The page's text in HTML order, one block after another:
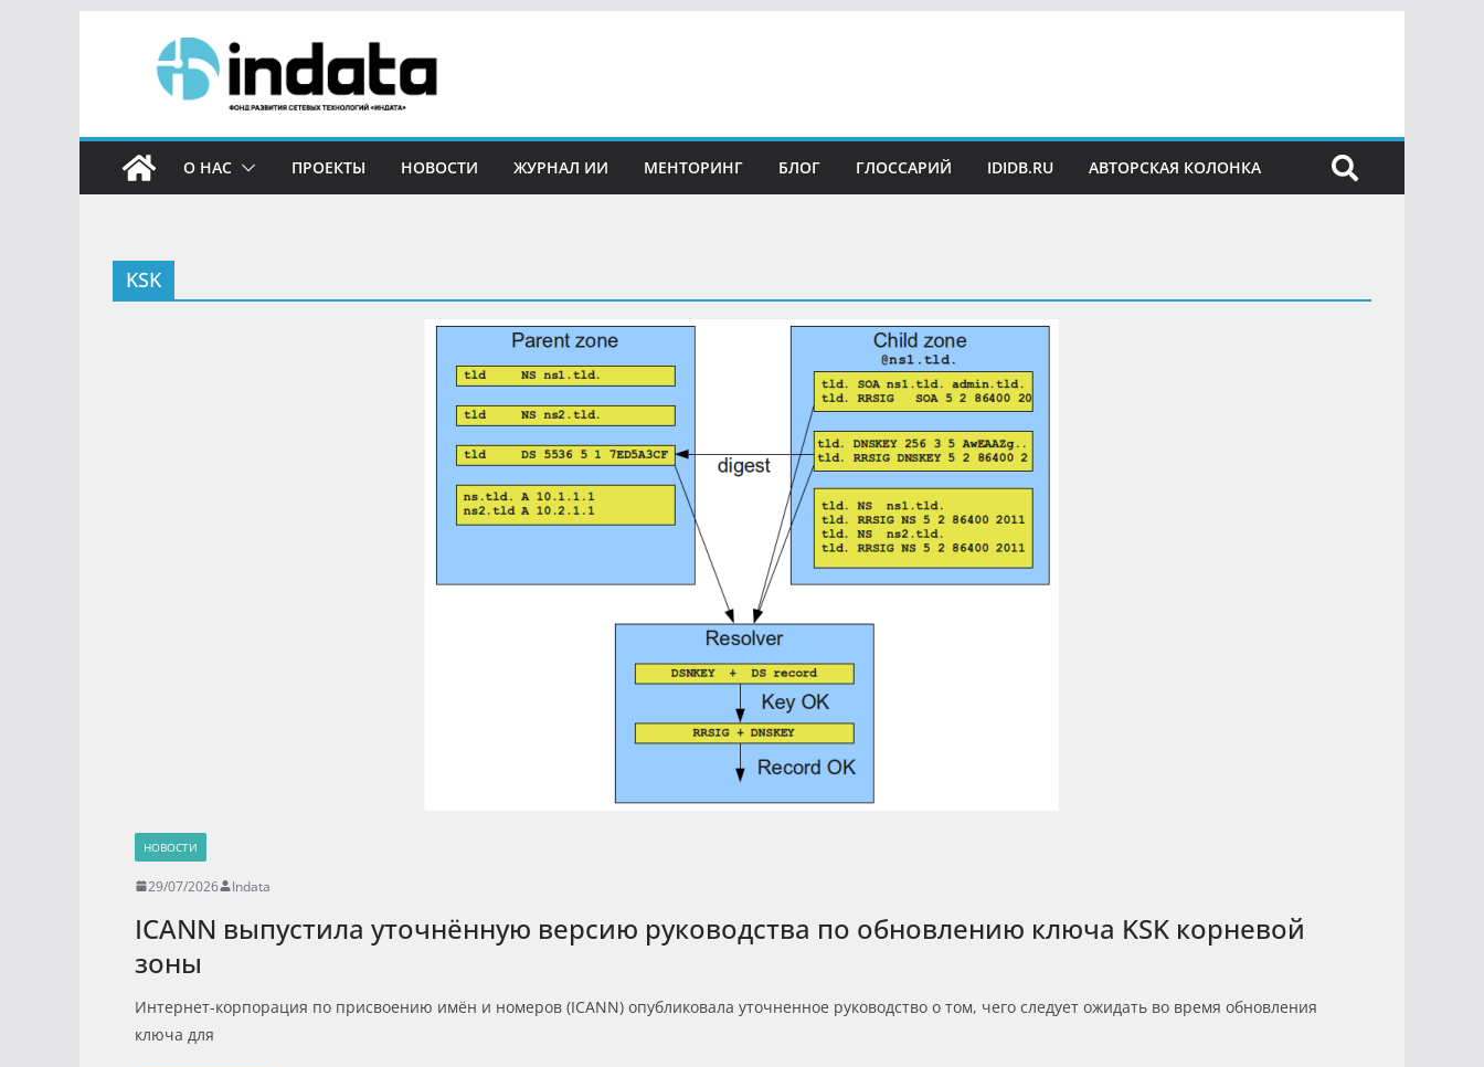
О НАС ПРОЕКТЫ НОВОСТИ ЖУРНАЛ ИИ МЕНТОРИНГ БЛОГ ГЛОССАРИЙ IDIDB.RU АВТОРСКАЯ КОЛОНКА
KSK
НОВОСТИ
29/07/2026 Indata
ICANN выпустила уточнённую версию руководства по обновлению ключа KSK корневой
зоны
Интернет-корпорация по присвоению имён и номеров (ICANN) опубликовала уточненное руководство о том, чего следует ожидать во время обновления
ключа для